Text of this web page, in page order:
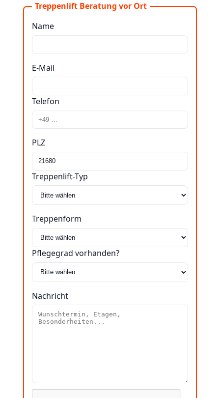
Treppenlift Beratung vor Ort
Name
E-Mail
Telefon
PLZ
Treppenlift-Typ
Treppenform
Pflegegrad vorhanden?
Nachricht